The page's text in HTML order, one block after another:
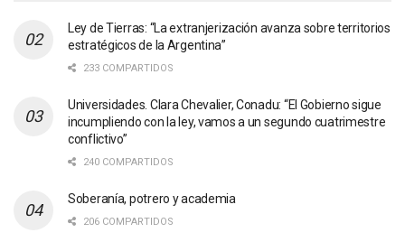
Ley de Tierras: “La extranjerización avanza sobre territorios
estratégicos de la Argentina”
233 COMPARTIDOS
Universidades. Clara Chevalier, Conadu: “El Gobierno sigue
incumpliendo con la ley, vamos a un segundo cuatrimestre
conflictivo”
240 COMPARTIDOS
Soberanía, potrero y academia
206 COMPARTIDOS